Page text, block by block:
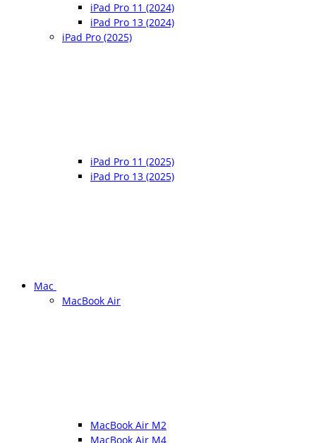
iPad Pro 11 (2024)
iPad Pro 13 (2024)
iPad Pro (2025)
iPad Pro 11 (2025)
iPad Pro 13 (2025)
Mac
MacBook Air
MacBook Air M2
MacBook Air M4